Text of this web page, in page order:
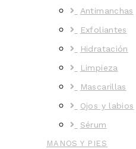
Antimanchas
Exfoliantes
Hidratación
Limpieza
Mascarillas
Ojos y labios
Sérum
MANOS Y PIES